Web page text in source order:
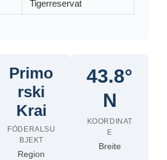
Tigerreservat
Primo
rski
Krai
FÖDERALSU
BJEKT
Region
43.8°
N
KOORDINAT
E
Breite